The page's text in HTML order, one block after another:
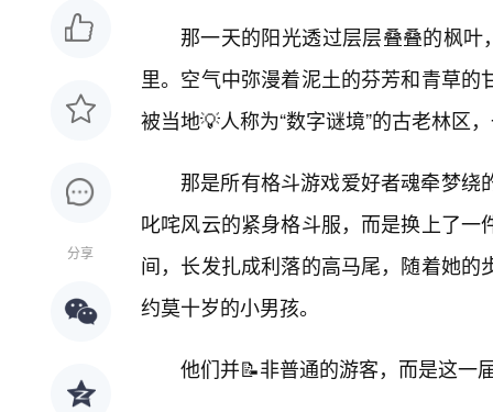
分享
那一天的阳光透过层层叠叠的枫叶
里。空气中弥漫着泥土的芬芳和青草
被当地💡人称为“数字谜境”的古老林区
那是所有格斗游戏爱好者魂牵梦
叱咤风云的紧身格斗服，而是换上了
间，长发扎成利落的高马尾，随着她
约莫十岁的小男孩。
他们并📝非普通的游客，而是这一